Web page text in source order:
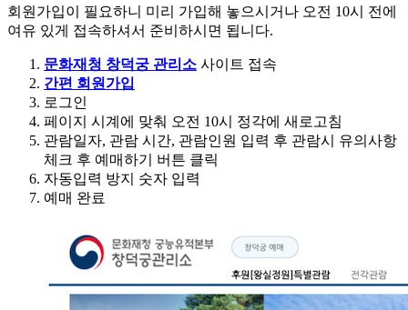
회원가입이 필요하니 미리 가입해 놓으시거나 오전 10시 전에
여유 있게 접속하셔서 준비하시면 됩니다.
문화재청 창덕궁 관리소 사이트 접속
간편 회원가입
로그인
페이지 시계에 맞춰 오전 10시 정각에 새로고침
관람일자, 관람 시간, 관람인원 입력 후 관람시 유의사항
체크 후 예매하기 버튼 클릭
자동입력 방지 숫자 입력
예매 완료